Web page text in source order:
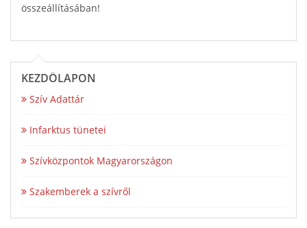
összeállításában!
KEZDŐLAPON
Szív Adattár
Infarktus tünetei
Szívközpontok Magyarországon
Szakemberek a szívről